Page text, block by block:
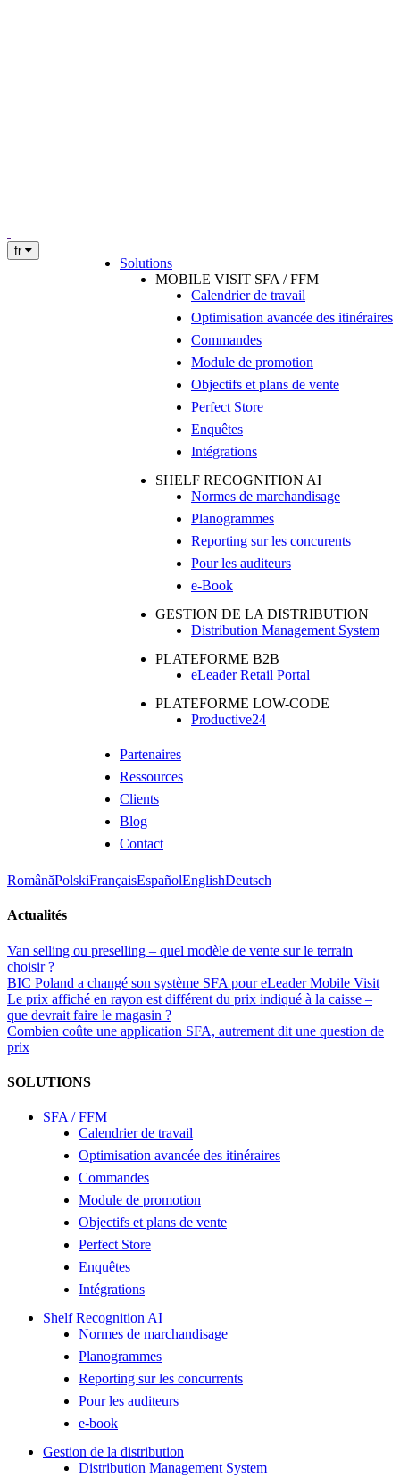
Solutions
MOBILE VISIT SFA / FFM
Calendrier de travail
Optimisation avancée des itinéraires
Commandes
Module de promotion
Objectifs et plans de vente
Perfect Store
Enquêtes
Intégrations
SHELF RECOGNITION AI
Normes de marchandisage
Planogrammes
Reporting sur les concurents
Pour les auditeurs
e-Book
GESTION DE LA DISTRIBUTION
Distribution Management System
PLATEFORME B2B
eLeader Retail Portal
PLATEFORME LOW-CODE
Productive24
Partenaires
Ressources
Clients
Blog
Contact
fr
RomânăPolskiFrançaisEspañolEnglishDeutsch
Actualités
Van selling ou preselling – quel modèle de vente sur le terrain
choisir ?
BIC Poland a changé son système SFA pour eLeader Mobile Visit
Le prix affiché en rayon est différent du prix indiqué à la caisse –
que devrait faire le magasin ?
Combien coûte une application SFA, autrement dit une question de
prix
SOLUTIONS
SFA / FFM
Calendrier de travail
Optimisation avancée des itinéraires
Commandes
Module de promotion
Objectifs et plans de vente
Perfect Store
Enquêtes
Intégrations
Shelf Recognition AI
Normes de marchandisage
Planogrammes
Reporting sur les concurrents
Pour les auditeurs
e-book
Gestion de la distribution
Distribution Management System